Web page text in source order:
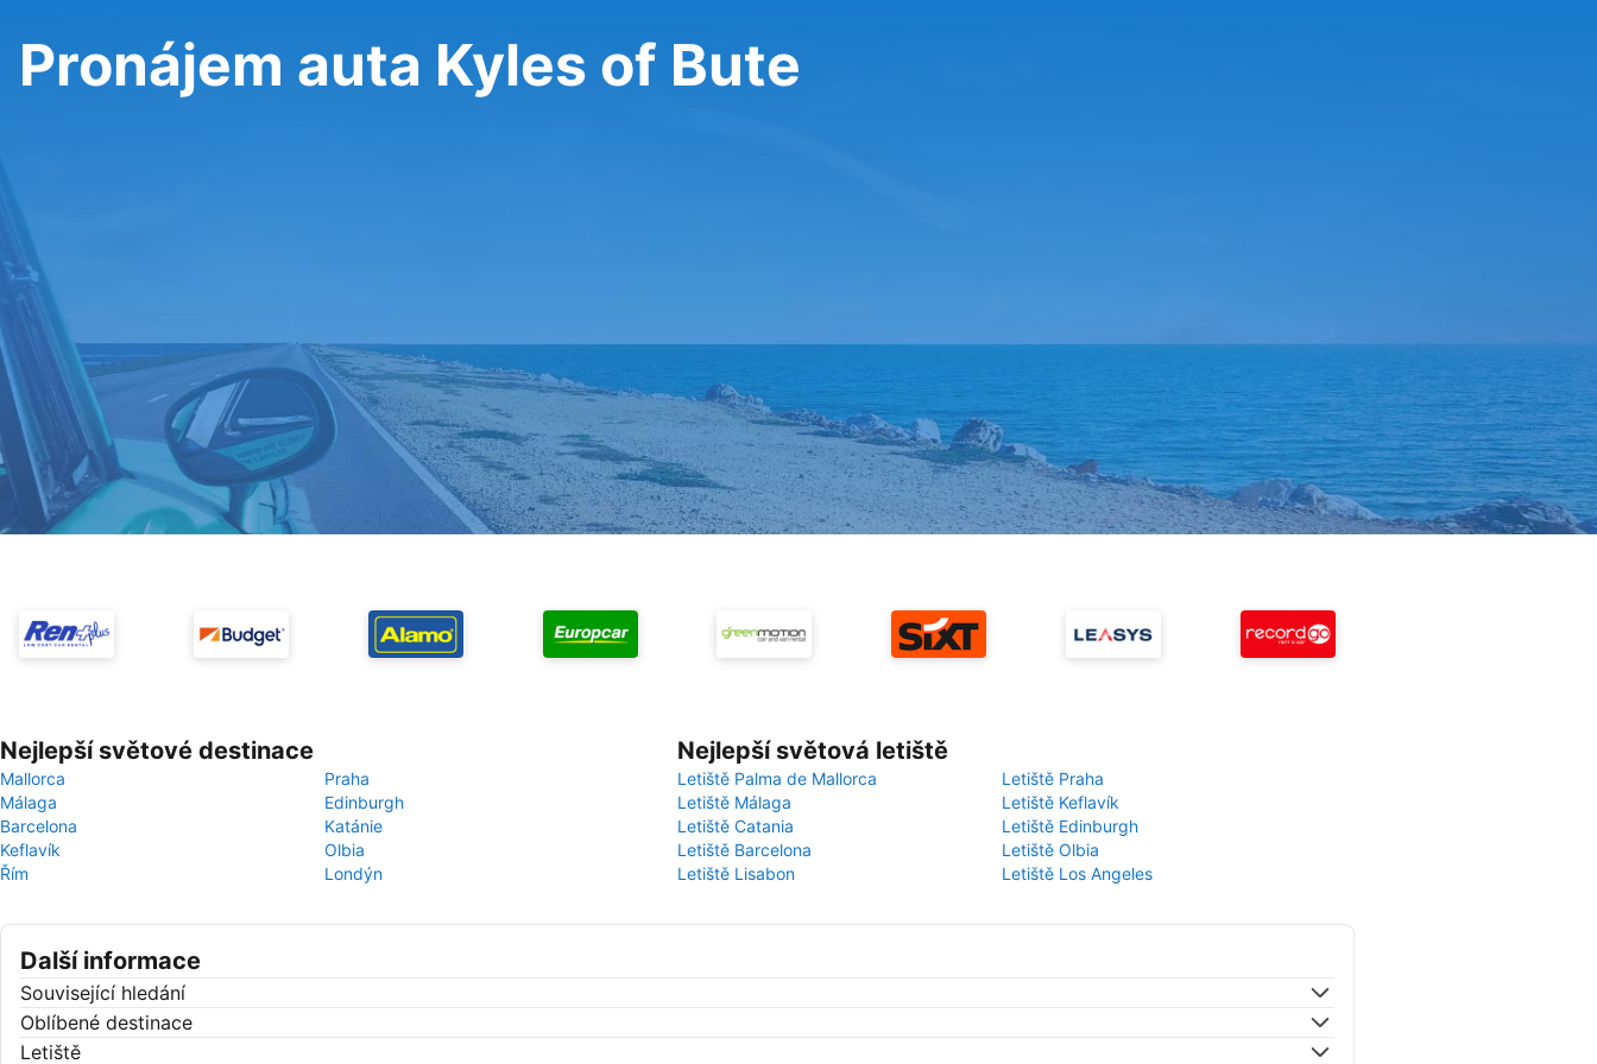
Pronájem auta Kyles of Bute
Nejlepší světové destinace
Mallorca
Praha
Málaga
Edinburgh
Barcelona
Katánie
Keflavík
Olbia
Řím
Londýn
Nejlepší světová letiště
Letiště Palma de Mallorca
Letiště Praha
Letiště Málaga
Letiště Keflavík
Letiště Catania
Letiště Edinburgh
Letiště Barcelona
Letiště Olbia
Letiště Lisabon
Letiště Los Angeles
Další informace
Související hledání
Oblíbené destinace
Letiště